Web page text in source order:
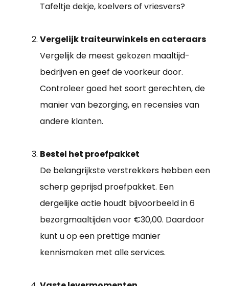
Tafeltje dekje, koelvers of vriesvers?
Vergelijk traiteurwinkels en cateraars
Vergelijk de meest gekozen maaltijd-
bedrijven en geef de voorkeur door.
Controleer goed het soort gerechten, de
manier van bezorging, en recensies van
andere klanten.
Bestel het proefpakket
De belangrijkste verstrekkers hebben een
scherp geprijsd proefpakket. Een
dergelijke actie houdt bijvoorbeeld in 6
bezorgmaaltijden voor €30,00. Daardoor
kunt u op een prettige manier
kennismaken met alle services.